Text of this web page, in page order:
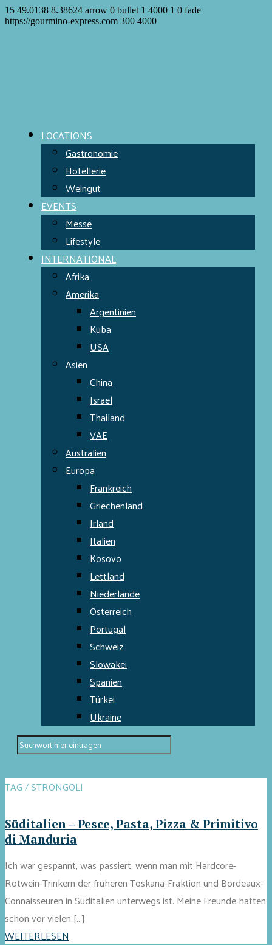
15 49.0138 8.38624 arrow 0 bullet 1 4000 1 0 fade
https://gourmino-express.com 300 4000
LOCATIONS
Gastronomie
Hotellerie
Weingut
EVENTS
Messe
Lifestyle
INTERNATIONAL
Afrika
Amerika
Argentinien
Kuba
USA
Asien
China
Israel
Thailand
VAE
Australien
Europa
Frankreich
Griechenland
Irland
Italien
Kosovo
Lettland
Niederlande
Österreich
Portugal
Schweiz
Slowakei
Spanien
Türkei
Ukraine
TAG / STRONGOLI
Süditalien – Pesce, Pasta, Pizza & Primitivo
di Manduria
Ich war gespannt, was passiert, wenn man mit Hardcore-
Rotwein-Trinkern der früheren Toskana-Fraktion und Bordeaux-
Connaisseuren in Süditalien unterwegs ist. Meine Freunde hatten
schon vor vielen […]
WEITERLESEN